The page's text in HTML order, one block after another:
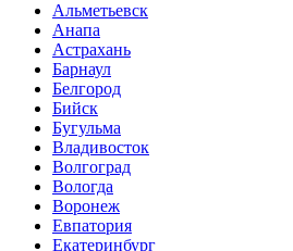
Альметьевск
Анапа
Астрахань
Барнаул
Белгород
Бийск
Бугульма
Владивосток
Волгоград
Вологда
Воронеж
Евпатория
Екатеринбург